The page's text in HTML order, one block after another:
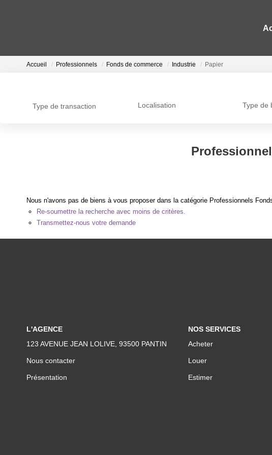
Accueil Professionnels Fonds de commerce Industrie Papier
Type de transaction Localisation Type de
Nous n'avons pas de biens à vous proposer dans la catégorie Professionnels
Re-soumettre la recherche avec moins de critères.
Transmettez-nous votre demande
L'AGENCE
123 AVENUE JEAN LOLIVE, 93500 PANTIN
Nous contacter
Présentation
NOS SERVICES
Acheter
Louer
Estimer